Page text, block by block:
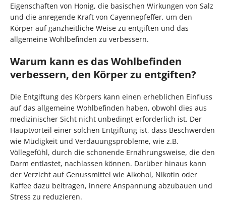
Eigenschaften von Honig, die basischen Wirkungen von Salz
und die anregende Kraft von Cayennepfeffer, um den
Körper auf ganzheitliche Weise zu entgiften und das
allgemeine Wohlbefinden zu verbessern.
Warum kann es das Wohlbefinden
verbessern, den Körper zu entgiften?
Die Entgiftung des Körpers kann einen erheblichen Einfluss
auf das allgemeine Wohlbefinden haben, obwohl dies aus
medizinischer Sicht nicht unbedingt erforderlich ist. Der
Hauptvorteil einer solchen Entgiftung ist, dass Beschwerden
wie Müdigkeit und Verdauungsprobleme, wie z.B.
Völlegefühl, durch die schonende Ernährungsweise, die den
Darm entlastet, nachlassen können. Darüber hinaus kann
der Verzicht auf Genussmittel wie Alkohol, Nikotin oder
Kaffee dazu beitragen, innere Anspannung abzubauen und
Stress zu reduzieren.